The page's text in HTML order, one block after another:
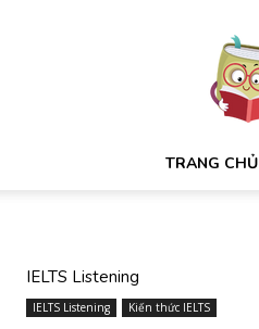
TRANG CHỦ
IELTS Listening
IELTS Listening Kiến thức IELTS